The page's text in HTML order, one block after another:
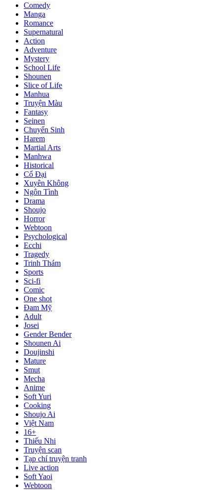
Comedy
Manga
Romance
Supernatural
Action
Adventure
Mystery
School Life
Shounen
Slice of Life
Manhua
Truyện Màu
Fantasy
Seinen
Chuyển Sinh
Harem
Martial Arts
Manhwa
Historical
Cổ Đại
Xuyên Không
Ngôn Tình
Drama
Shoujo
Horror
Webtoon
Psychological
Ecchi
Tragedy
Trinh Thám
Sports
Sci-fi
Comic
One shot
Đam Mỹ
Adult
Josei
Gender Bender
Shounen Ai
Doujinshi
Mature
Smut
Mecha
Anime
Soft Yuri
Cooking
Shoujo Ai
Việt Nam
16+
Thiếu Nhi
Truyện scan
Tạp chí truyện tranh
Live action
Soft Yaoi
Webtoon